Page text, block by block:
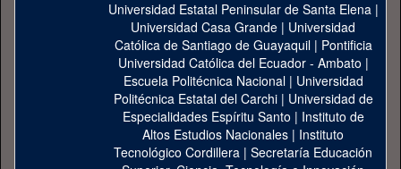
Universidad Estatal Peninsular de Santa Elena|
Universidad Casa Grande | Universidad
Católica de Santiago de Guayaquil| Pontificia
Universidad Católica del Ecuador - Ambato |
Escuela Politécnica Nacional| Universidad
Politécnica Estatal del Carchi| Universidad de
Especialidades Espíritu Santo | Instituto de
Altos Estudios Nacionales | Instituto
Tecnológico Cordillera | Secretaría Educación